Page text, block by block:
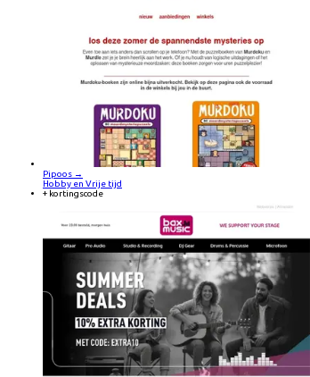
Pipoos →
Hobby en Vrije tijd
+ kortingscode